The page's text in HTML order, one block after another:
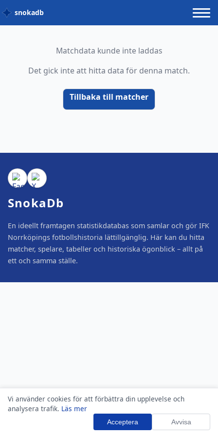
Vi använder cookies för att förbättra din upplevelse och
analysera trafik. Läs mer
Acceptera Avvisa
snokadb
Matchdata kunde inte laddas
Det gick inte att hitta data för denna match.
Tillbaka till matcher
SnokaDb
En ideellt framtagen statistikdatabas som samlar och gör IFK
Norrköpings fotbollshistoria lättillgänglig. Här kan du hitta
matcher, spelare, tabeller och historiska ögonblick – allt på
ett och samma ställe.